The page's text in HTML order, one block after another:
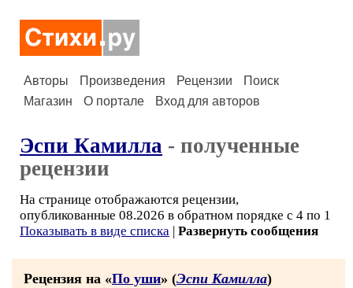
Авторы Произведения Рецензии
Поиск
Магазин
О портале Вход для авторов
Эспи Камилла - полученные
рецензии
На странице отображаются рецензии,
опубликованные 08.2026 в обратном порядке с 4 по 1
Показывать в виде списка | Развернуть сообщения
Рецензия на «По уши» (Эспи Камилла)